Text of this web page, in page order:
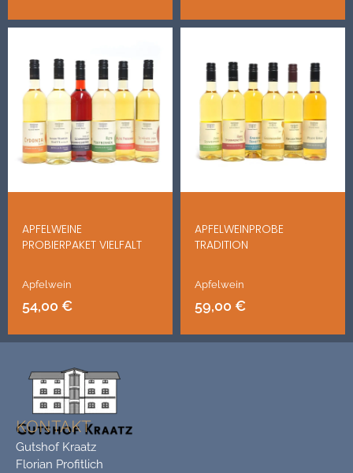
APFELWEINE
PROBIERPAKET VIELFALT
Apfelwein
54,00 €
APFELWEINPROBE
TRADITION
Apfelwein
59,00 €
KONTAKT
Gutshof Kraatz
Florian Profitlich